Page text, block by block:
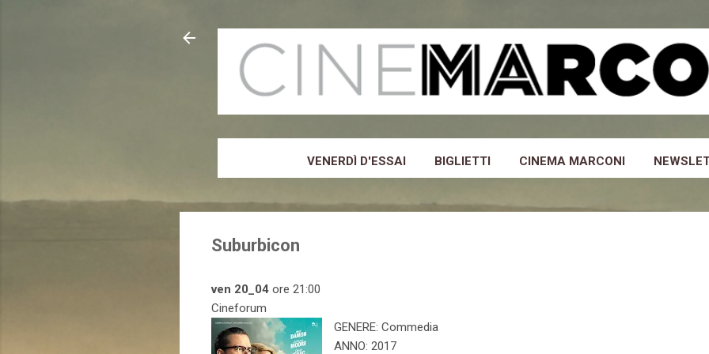
VENERDÌ D'ESSAI BIGLIETTI CINEMA MARCONI
Suburbicon
ven 20_04 ore 21:00
Cineforum
GENERE: Commedia
ANNO: 2017